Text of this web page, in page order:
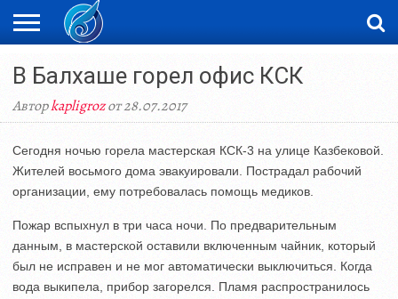
ЖАҢАЛЫҚТАР
НОВОСТИ
ВИДЕО
ФОТОРЕПОРТАЖИ
ОРКЕН
В Балхаше горел офис КСК
Авторkapligrozот 28.07.2017
Сегодня ночью горела мастерская КСК-3 на улице Казбековой.
Жителей восьмого дома эвакуировали. Пострадал рабочий
организации, ему потребовалась помощь медиков.
Пожар вспыхнул в три часа ночи. По предварительным
данным, в мастерской оставили включенным чайник, который
был не исправен и не мог автоматически выключиться. Когда
вода выкипела, прибор загорелся. Пламя распространилось